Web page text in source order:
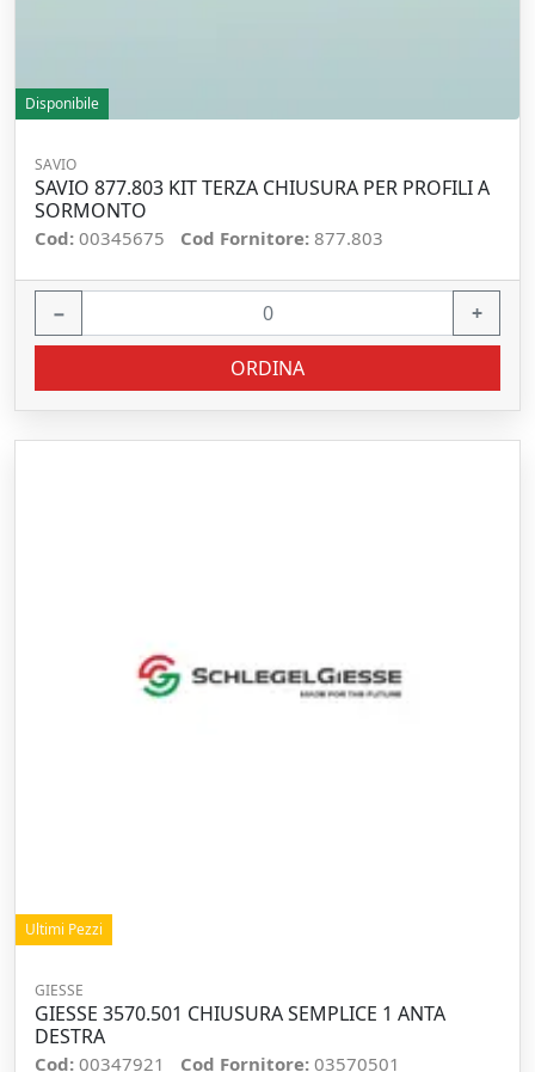
Disponibile
SAVIO
SAVIO 877.803 KIT TERZA CHIUSURA PER PROFILI A
SORMONTO
Cod: 00345675 Cod Fornitore: 877.803
− +
ORDINA
Ultimi Pezzi
GIESSE
GIESSE 3570.501 CHIUSURA SEMPLICE 1 ANTA
DESTRA
Cod: 00347921 Cod Fornitore: 03570501